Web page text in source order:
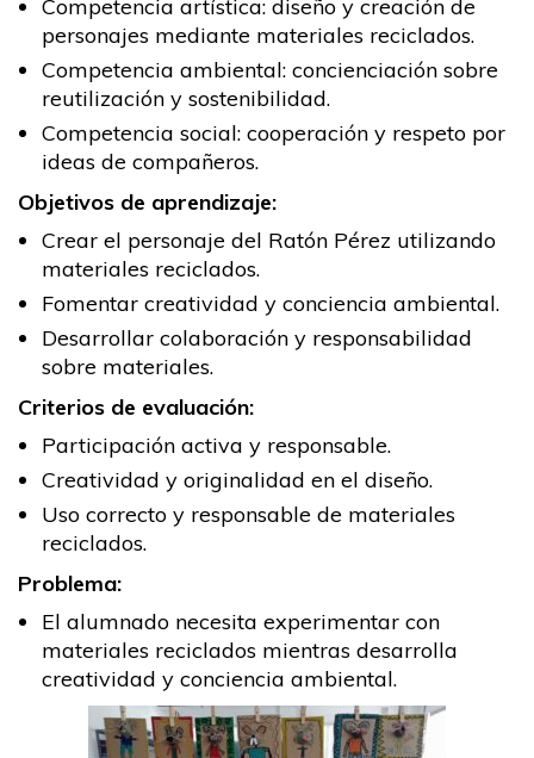
Competencia artística: diseño y creación de
personajes mediante materiales reciclados.
Competencia ambiental: concienciación sobre
reutilización y sostenibilidad.
Competencia social: cooperación y respeto por
ideas de compañeros.
Objetivos de aprendizaje:
Crear el personaje del Ratón Pérez utilizando
materiales reciclados.
Fomentar creatividad y conciencia ambiental.
Desarrollar colaboración y responsabilidad
sobre materiales.
Criterios de evaluación:
Participación activa y responsable.
Creatividad y originalidad en el diseño.
Uso correcto y responsable de materiales
reciclados.
Problema:
El alumnado necesita experimentar con
materiales reciclados mientras desarrolla
creatividad y conciencia ambiental.